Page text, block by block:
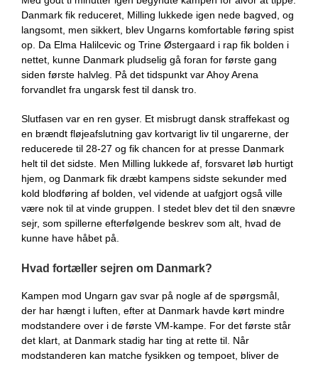
Danmark fik reduceret, Milling lukkede igen nede bagved, og
langsomt, men sikkert, blev Ungarns komfortable føring spist
op. Da Elma Halilcevic og Trine Østergaard i rap fik bolden i
nettet, kunne Danmark pludselig gå foran for første gang
siden første halvleg. På det tidspunkt var Ahoy Arena
forvandlet fra ungarsk fest til dansk tro.
Slutfasen var en ren gyser. Et misbrugt dansk straffekast og
en brændt fløjeafslutning gav kortvarigt liv til ungarerne, der
reducerede til 28-27 og fik chancen for at presse Danmark
helt til det sidste. Men Milling lukkede af, forsvaret løb hurtigt
hjem, og Danmark fik dræbt kampens sidste sekunder med
kold blodføring af bolden, vel vidende at uafgjort også ville
være nok til at vinde gruppen. I stedet blev det til den snævre
sejr, som spillerne efterfølgende beskrev som alt, hvad de
kunne have håbet på.
Hvad fortæller sejren om Danmark?
Kampen mod Ungarn gav svar på nogle af de spørgsmål,
der har hængt i luften, efter at Danmark havde kørt mindre
modstandere over i de første VM-kampe. For det første står
det klart, at Danmark stadig har ting at rette til. Når
modstanderen kan matche fysikken og tempoet, bliver de